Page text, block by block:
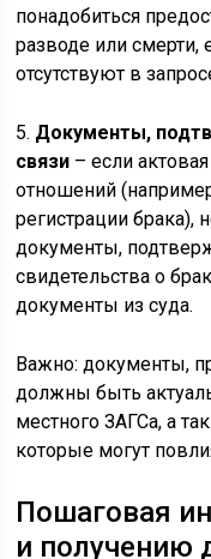
понадобиться
разводе или
отсутствуют в
5. Документы,
связи – если
отношений
регистрации брака),
документы,
свидетельства о
документы из суда.
Важно: документы,
должны быть
местного ЗАГСа, а
которые могут
Пошаговая
и получению